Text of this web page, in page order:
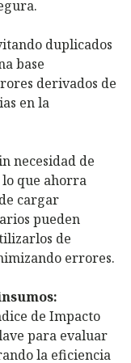
duplicados
base
derivados de
en la
necesidad de
que ahorra
cargar
pueden
de
errores.
de Impacto
para evaluar
la eficiencia